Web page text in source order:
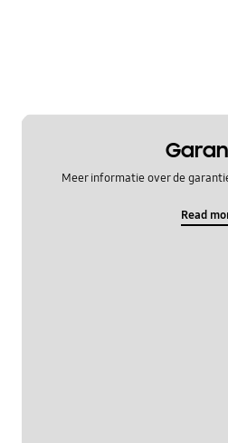
Meer informatie over de
Read